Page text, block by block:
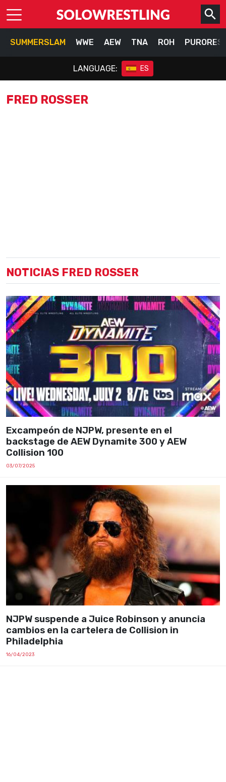
SUMMERSLAM WWE AEW TNA ROH
LANGUAGE: ES
FRED ROSSER
NOTICIAS FRED ROSSER
Excampeón de NJPW, presente en el
backstage de AEW Dynamite 300 y AEW
Collision 100
03/07/2025
NJPW suspende a Juice Robinson y anuncia
cambios en la cartelera de Collision in
Philadelphia
16/04/2023